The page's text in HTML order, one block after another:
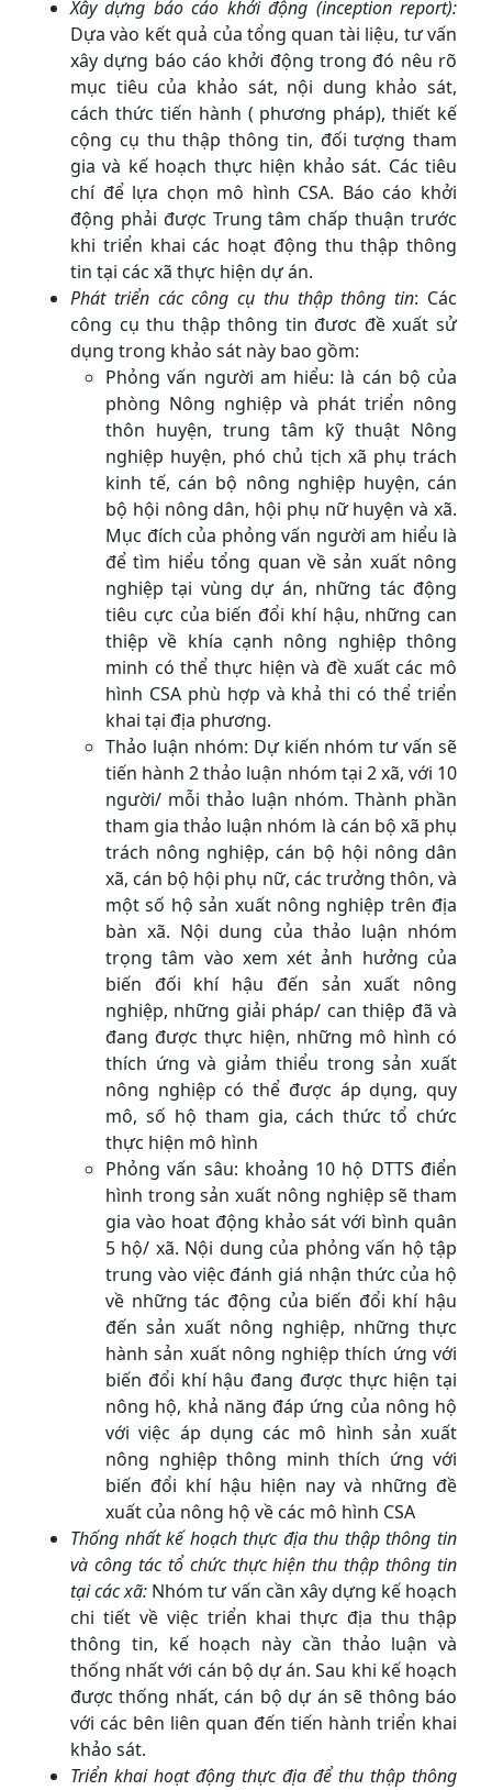
Xây dựng báo cáo khởi động (inception report):
Dựa vào kết quả của tổng quan tài liệu, tư vấn
xây dựng báo cáo khởi động trong đó nêu rõ
mục tiêu của khảo sát, nội dung khảo sát,
cách thức tiến hành ( phương pháp), thiết kế
cộng cụ thu thập thông tin, đối tượng tham
gia và kế hoạch thực hiện khảo sát. Các tiêu
chí để lựa chọn mô hình CSA. Báo cáo khởi
động phải được Trung tâm chấp thuận trước
khi triển khai các hoạt động thu thập thông
tin tại các xã thực hiện dự án.
Phát triển các công cụ thu thập thông tin: Các
công cụ thu thập thông tin đươc đề xuất sử
dụng trong khảo sát này bao gồm:
Phỏng vấn người am hiểu: là cán bộ của
phòng Nông nghiệp và phát triển nông
thôn huyện, trung tâm kỹ thuật Nông
nghiệp huyện, phó chủ tịch xã phụ trách
kinh tế, cán bộ nông nghiệp huyện, cán
bộ hội nông dân, hội phụ nữ huyện và xã.
Mục đích của phỏng vấn người am hiểu là
để tìm hiểu tổng quan về sản xuất nông
nghiệp tại vùng dự án, những tác động
tiêu cực của biến đổi khí hậu, những can
thiệp về khía cạnh nông nghiệp thông
minh có thể thực hiện và đề xuất các mô
hình CSA phù hợp và khả thi có thể triển
khai tại địa phương.
Thảo luận nhóm: Dự kiến nhóm tư vấn sẽ
tiến hành 2 thảo luận nhóm tại 2 xã, với 10
người/ mỗi thảo luận nhóm. Thành phần
tham gia thảo luận nhóm là cán bộ xã phụ
trách nông nghiệp, cán bộ hội nông dân
xã, cán bộ hội phụ nữ, các trưởng thôn, và
một số hộ sản xuất nông nghiệp trên địa
bàn xã. Nội dung của thảo luận nhóm
trọng tâm vào xem xét ảnh hưởng của
biến đối khí hậu đến sản xuất nông
nghiệp, những giải pháp/ can thiệp đã và
đang được thực hiện, những mô hình có
thích ứng và giảm thiểu trong sản xuất
nông nghiệp có thể được áp dụng, quy
mô, số hộ tham gia, cách thức tổ chức
thực hiện mô hình
Phỏng vấn sâu: khoảng 10 hộ DTTS điển
hình trong sản xuất nông nghiệp sẽ tham
gia vào hoat động khảo sát với bình quân
5 hộ/ xã. Nội dung của phỏng vấn hộ tập
trung vào việc đánh giá nhận thức của hộ
về những tác động của biến đổi khí hậu
đến sản xuất nông nghiệp, những thực
hành sản xuất nông nghiệp thích ứng với
biến đổi khí hậu đang được thực hiện tại
nông hộ, khả năng đáp ứng của nông hộ
với việc áp dụng các mô hình sản xuất
nông nghiệp thông minh thích ứng với
biến đổi khí hậu hiện nay và những đề
xuất của nông hộ về các mô hình CSA
Thống nhất kế hoạch thực địa thu thập thông tin
và công tác tổ chức thực hiện thu thập thông tin
tại các xã: Nhóm tư vấn cần xây dựng kế hoạch
chi tiết về việc triển khai thực địa thu thập
thông tin, kế hoạch này cần thảo luận và
thống nhất với cán bộ dự án. Sau khi kế hoạch
được thống nhất, cán bộ dự án sẽ thông báo
với các bên liên quan đến tiến hành triển khai
khảo sát.
Triển khai hoạt động thực địa để thu thập thông